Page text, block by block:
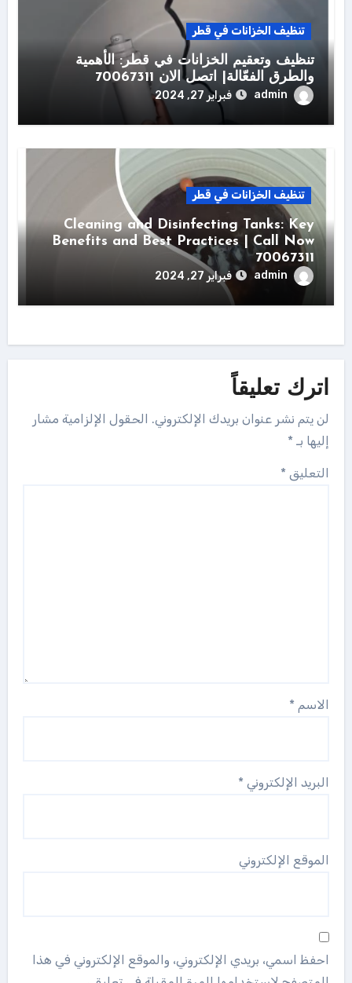
تنظيف الخزانات في قطر
تنظيف وتعقيم الخزانات في قطر: الأهمية
والطرق الفعّالة| اتصل الان 70067311
admin فبراير 27, 2024
تنظيف الخزانات في قطر
Cleaning and Disinfecting Tanks: Key
Benefits and Best Practices | Call Now
70067311
admin فبراير 27, 2024
اترك تعليقاً
لن يتم نشر عنوان بريدك الإلكتروني. الحقول الإلزامية مشار
إليها بـ *
التعليق *
الاسم *
البريد الإلكتروني *
الموقع الإلكتروني
احفظ اسمي، بريدي الإلكتروني، والموقع الإلكتروني في هذا